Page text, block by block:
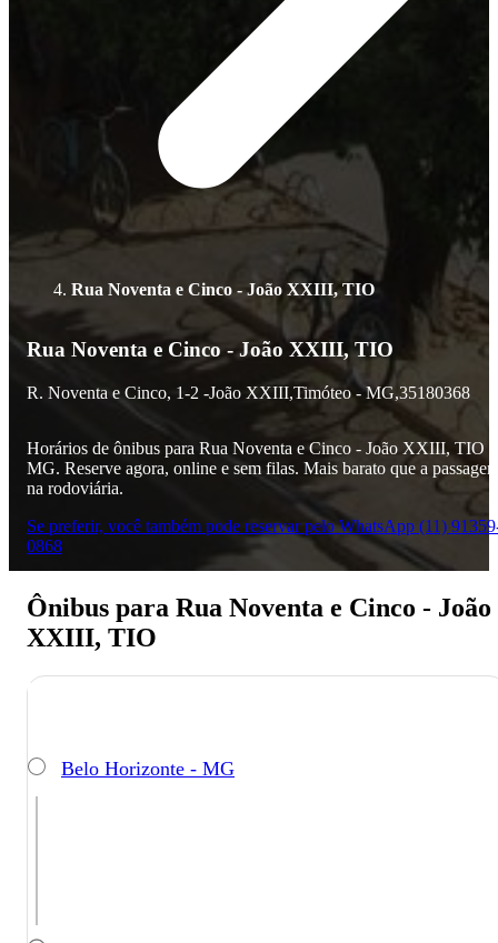
Rua Noventa e Cinco - João XXIII, TIO
Rua Noventa e Cinco - João XXIII, TIO
R. Noventa e Cinco, 1-2 -João XXIII,Timóteo - MG,35180368
Horários de ônibus para Rua Noventa e Cinco - João XXIII, TIO -
MG. Reserve agora, online e sem filas. Mais barato que a
na rodoviária.
Se preferir, você também pode reservar pelo WhatsApp (11)
0868
Ônibus para Rua Noventa e Cinco - João
XXIII, TIO
Belo Horizonte - MG